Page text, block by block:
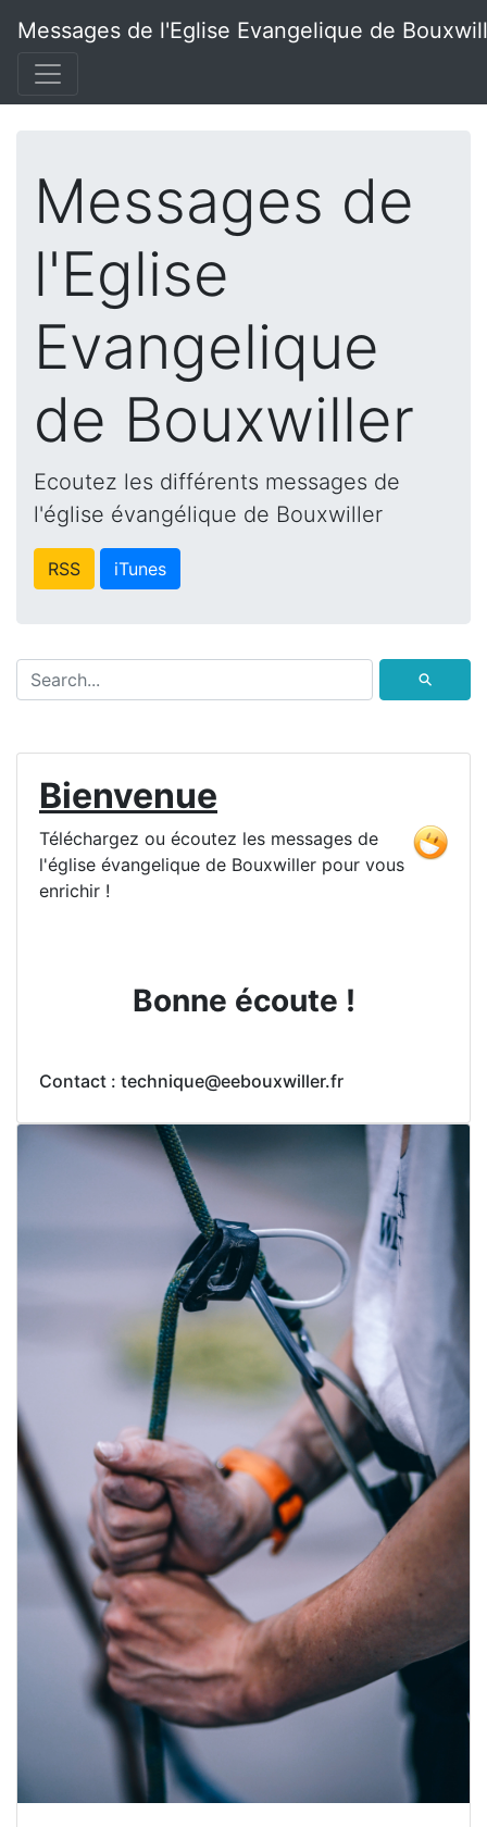
Messages de l'Eglise Evangelique de
Messages de
l'Eglise
Evangelique
de Bouxwiller
Ecoutez les différents messages de
l'église évangélique de Bouxwiller
RSS iTunes
⚲
Bienvenue
Téléchargez ou écoutez les messages de
l'église évangelique de Bouxwiller pour vous
enrichir !
Bonne écoute !
Contact : technique@eebouxwiller.fr